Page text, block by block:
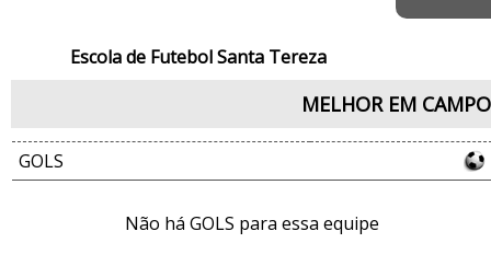
Escola de Futebol Santa Tereza
MELHOR EM
GOLS
Não há GOLS para essa equipe